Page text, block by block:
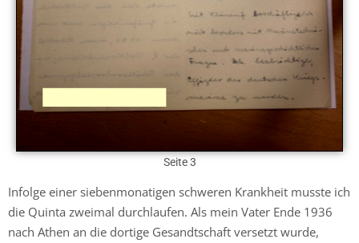
Seite 3
Infolge einer siebenmonatigen schweren Krankheit musste ich
die Quinta zweimal durchlaufen. Als mein Vater Ende 1936
nach Athen an die dortige Gesandtschaft versetzt wurde,